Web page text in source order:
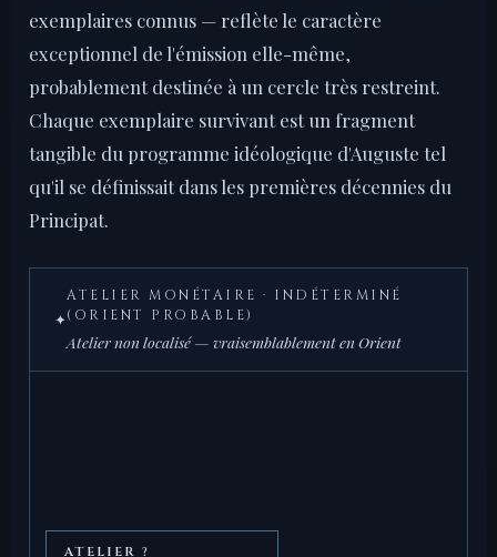
exemplaires connus — reflète le caractère
exceptionnel de l'émission elle-même,
probablement destinée à un cercle très restreint.
Chaque exemplaire survivant est un fragment
tangible du programme idéologique d'Auguste tel
qu'il se définissait dans les premières décennies du
Principat.
✦
ATELIER MONÉTAIRE · INDÉTERMINÉ
(ORIENT PROBABLE)
Atelier non localisé — vraisemblablement en Orient
ATELIER ?